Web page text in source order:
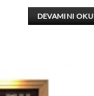
DEVAMINI OKU